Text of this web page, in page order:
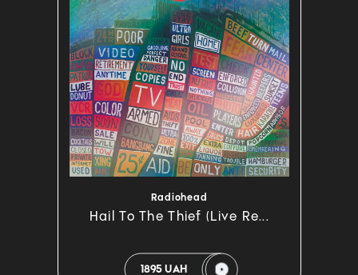
Radiohead
Hail To The Thief (Live Re...
1895 UAH